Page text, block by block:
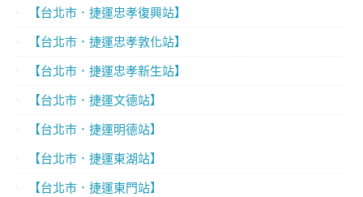
【台北市．捷運忠孝復興站】
【台北市．捷運忠孝敦化站】
【台北市．捷運忠孝新生站】
【台北市．捷運文德站】
【台北市．捷運明德站】
【台北市．捷運東湖站】
【台北市．捷運東門站】